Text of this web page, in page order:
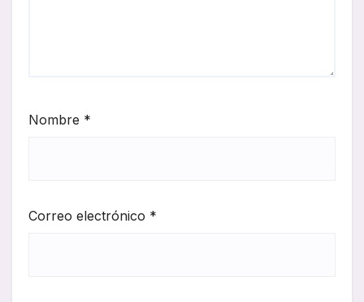
Nombre *
Correo electrónico *